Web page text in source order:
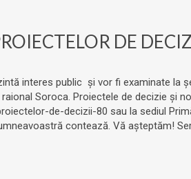
DE
interes public și vor fi examinate la
Soroca. Proiectele de decizie și
de-decizii-80 sau la sediul
contează. Vă așteptăm!